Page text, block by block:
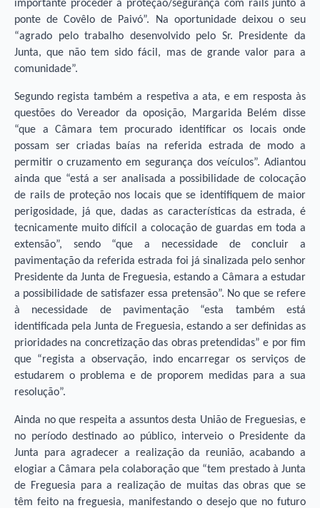
importante proceder à proteção/segurança com rails junto à
ponte de Covêlo de Paivó”. Na oportunidade deixou o seu
“agrado pelo trabalho desenvolvido pelo Sr. Presidente da
Junta, que não tem sido fácil, mas de grande valor para a
comunidade”.
Segundo regista também a respetiva a ata, e em resposta às
questões do Vereador da oposição, Margarida Belém disse
“que a Câmara tem procurado identificar os locais onde
possam ser criadas baías na referida estrada de modo a
permitir o cruzamento em segurança dos veículos”. Adiantou
ainda que “está a ser analisada a possibilidade de colocação
de rails de proteção nos locais que se identifiquem de maior
perigosidade, já que, dadas as características da estrada, é
tecnicamente muito difícil a colocação de guardas em toda a
extensão”, sendo “que a necessidade de concluir a
pavimentação da referida estrada foi já sinalizada pelo senhor
Presidente da Junta de Freguesia, estando a Câmara a estudar
a possibilidade de satisfazer essa pretensão”. No que se refere
à necessidade de pavimentação “esta também está
identificada pela Junta de Freguesia, estando a ser definidas as
prioridades na concretização das obras pretendidas” e por fim
que “regista a observação, indo encarregar os serviços de
estudarem o problema e de proporem medidas para a sua
resolução”.
Ainda no que respeita a assuntos desta União de Freguesias, e
no período destinado ao público, interveio o Presidente da
Junta para agradecer a realização da reunião, acabando a
elogiar a Câmara pela colaboração que “tem prestado à Junta
de Freguesia para a realização de muitas das obras que se
têm feito na freguesia, manifestando o desejo que no futuro